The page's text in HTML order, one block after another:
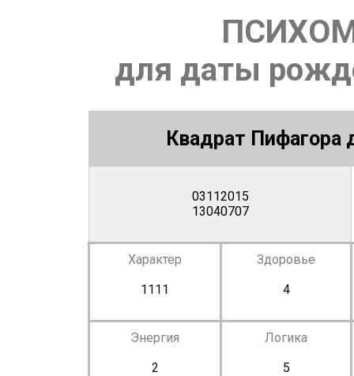
для даты
Квадрат Пифагора
03112015
13040707
Характер
1111
Здоровье
4
Энергия
2
Логика
5